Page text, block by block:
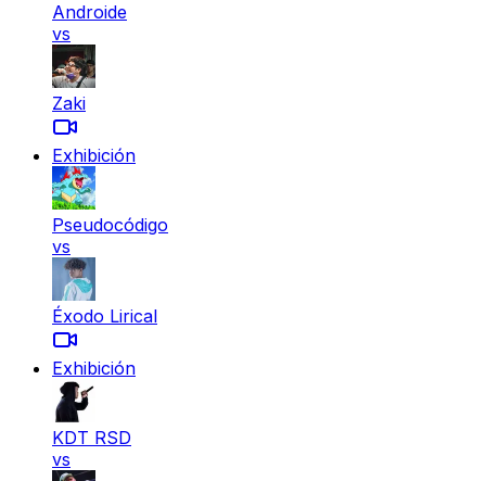
Androide
vs
Zaki
Exhibición
Pseudocódigo
vs
Éxodo Lirical
Exhibición
KDT RSD
vs